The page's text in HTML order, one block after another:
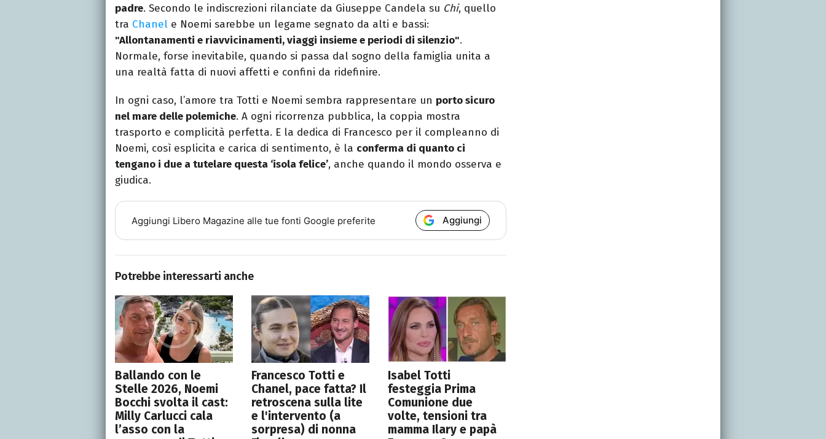
padre. Secondo le indiscrezioni rilanciate da Giuseppe Candela su Chi, quello
tra Chanel e Noemi sarebbe un legame segnato da alti e bassi:
"Allontanamenti e riavvicinamenti, viaggi insieme e periodi di silenzio".
Normale, forse inevitabile, quando si passa dal sogno della famiglia unita a
una realtà fatta di nuovi affetti e confini da ridefinire.
In ogni caso, l’amore tra Totti e Noemi sembra rappresentare un porto sicuro
nel mare delle polemiche. A ogni ricorrenza pubblica, la coppia mostra
trasporto e complicità perfetta. E la dedica di Francesco per il compleanno di
Noemi, così esplicita e carica di sentimento, è la conferma di quanto ci
tengano i due a tutelare questa ‘isola felice’, anche quando il mondo osserva e
giudica.
Aggiungi Libero Magazine alle tue fonti Google preferite Aggiungi
Potrebbe interessarti anche
Ballando con le
Stelle 2026, Noemi
Bocchi svolta il cast:
Milly Carlucci cala
l’asso con la
Francesco Totti e
Chanel, pace fatta? Il
retroscena sulla lite
e l'intervento (a
sorpresa) di nonna
Isabel Totti
festeggia Prima
Comunione due
volte, tensioni tra
mamma Ilary e papà